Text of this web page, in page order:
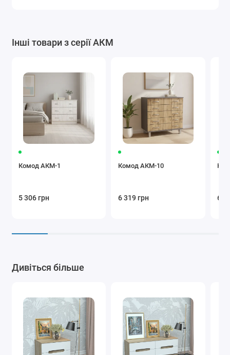
Інші товари з серії АКМ
Комод АКМ-1
5 306 грн
Комод АКМ-10
6 319 грн 6
Дивіться більше